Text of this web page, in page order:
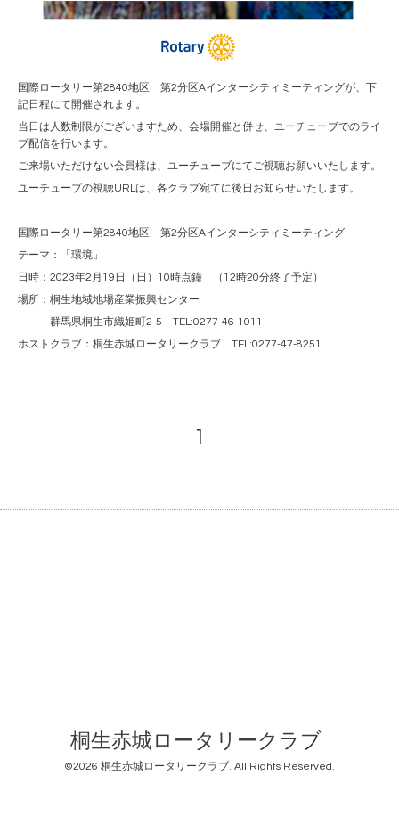
国際ロータリー第2840地区 第2分区Aインターシティミーティングが、下
記日程にて開催されます。
当日は人数制限がございますため、会場開催と併せ、ユーチューブでのライ
ブ配信を行います。
ご来場いただけない会員様は、ユーチューブにてご視聴お願いいたします。
ユーチューブの視聴URLは、各クラブ宛てに後日お知らせいたします。
国際ロータリー第2840地区 第2分区Aインターシティミーティング
テーマ：「環境」
日時：2023年2月19日（日）10時点鐘 （12時20分終了予定）
場所：桐生地域地場産業振興センター
群馬県桐生市織姫町2-5 TEL:0277-46-1011
ホストクラブ：桐生赤城ロータリークラブ TEL:0277-47-8251
1
桐生赤城ロータリークラブ
©2026 桐生赤城ロータリークラブ. All Rights Reserved.